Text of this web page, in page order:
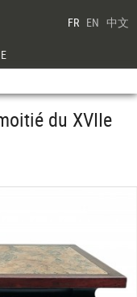
FR EN 中文
du XVIIe